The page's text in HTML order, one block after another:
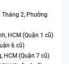
2, Phường
HCM (Quận 1 cũ)
6 cũ)
HCM (Quận 7 cũ)